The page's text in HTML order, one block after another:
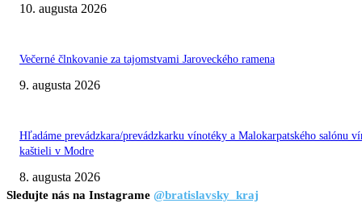
10. augusta 2026
Večerné člnkovanie za tajomstvami Jaroveckého ramena
9. augusta 2026
Hľadáme prevádzkara/prevádzkarku vínotéky a Malokarpatského salónu
kaštieli v Modre
8. augusta 2026
Sledujte nás na Instagrame @bratislavsky_kraj